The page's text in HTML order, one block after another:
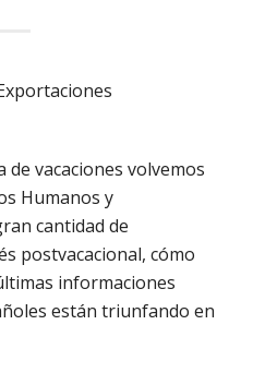
de vacaciones volvemos
Humanos y
cantidad de
postvacacional, cómo
informaciones
están triunfando en